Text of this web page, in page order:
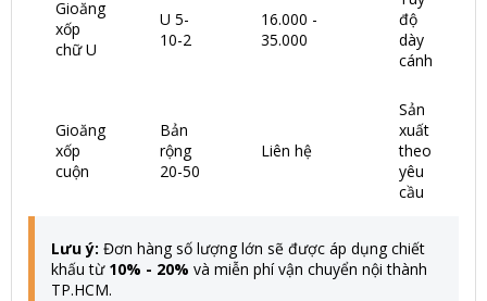
Gioăng
xốp
chữ U
U 5-
10-2
16.000 -
35.000
độ
dày
cánh
Gioăng
xốp
cuộn
Bản
rộng
20-50
Liên hệ
Sản
xuất
theo
yêu
cầu
Lưu ý: Đơn hàng số lượng lớn sẽ được áp dụng chiết
khấu từ 10% - 20% và miễn phí vận chuyển nội thành
TP.HCM.